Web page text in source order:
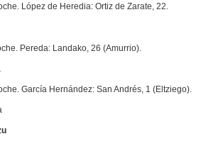
López de Heredia: Ortiz de Zarate, 22.
Pereda: Landako, 26 (Amurrio).
García Hernández: San Andrés, 1 (Eltziego).